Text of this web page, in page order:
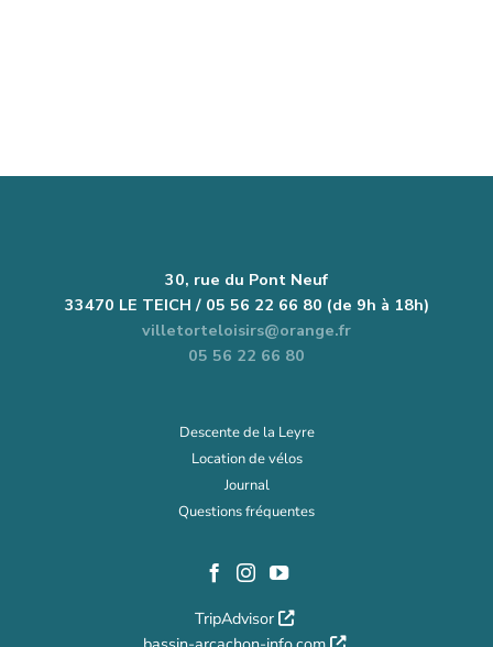
30, rue du Pont Neuf
33470 LE TEICH / 05 56 22 66 80 (de 9h à 18h)
villetorteloisirs@orange.fr
05 56 22 66 80
Descente de la Leyre
Location de vélos
Journal
Questions fréquentes
TripAdvisor